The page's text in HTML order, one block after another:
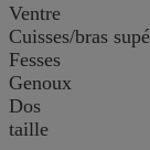
Ventre
Cuisses/bras
Fesses
Genoux
Dos
taille